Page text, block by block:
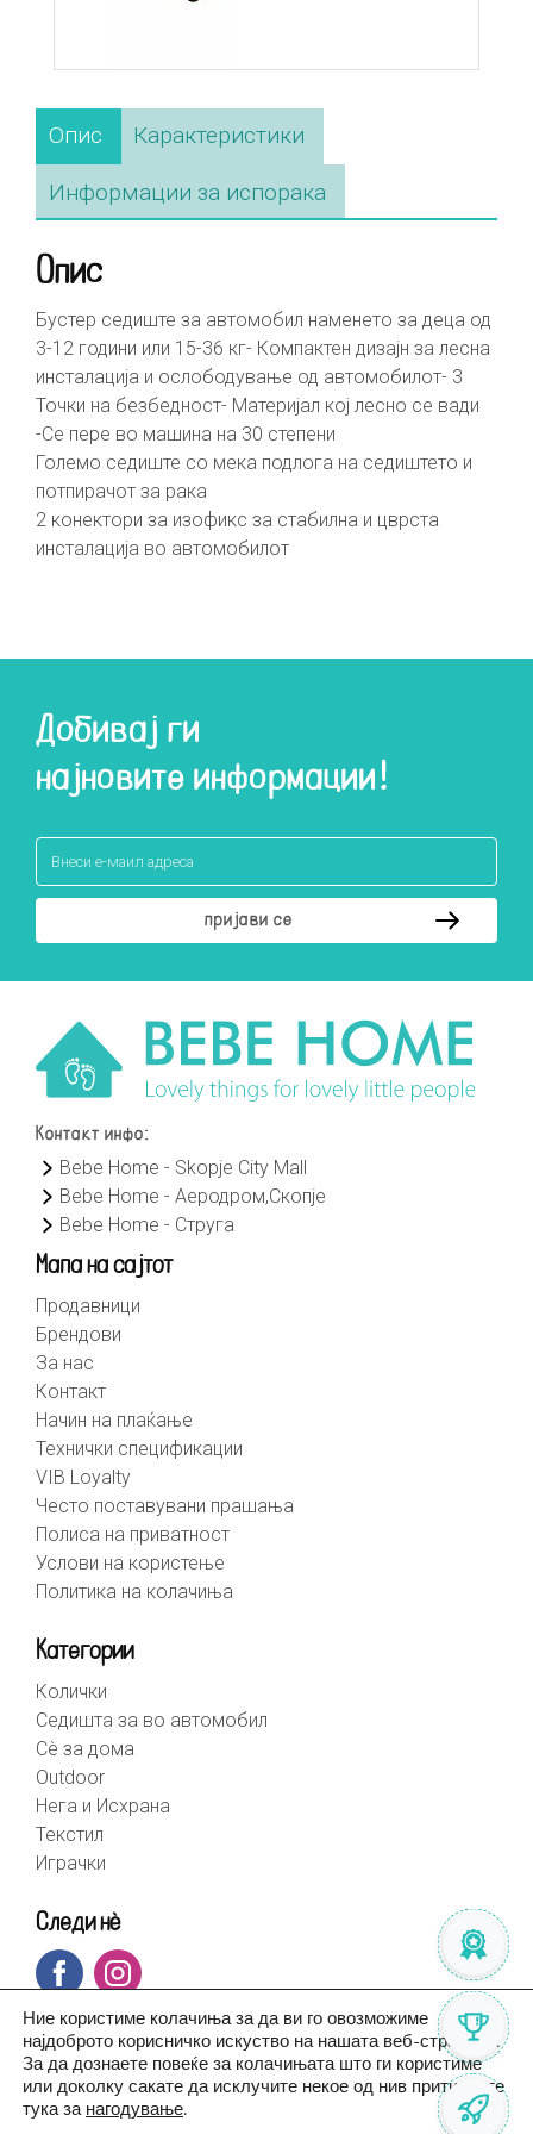
Опис Карактеристики
Информации за испорака
Опис
Бустер седиште за автомобил наменето за деца од
3-12 години или 15-36 кг- Компактен дизајн за лесна
инсталација и ослободување од автомобилот- 3
Точки на безбедност- Материјал кој лесно се вади
-Се пере во машина на 30 степени
Големо седиште со мекa подлога на седиштето и
потпирачот за рака
2 конектори за изофикс за стабилна и цврста
инсталација во автомобилот
Добивај ги
најновите информации!
Контакт инфо:
Bebe Home - Skopje City Mall
Bebe Home - Аеродром,Скопје
Bebe Home - Струга
Мапа на сајтот
Продавници
Брендови
За нас
Контакт
Начин на плаќање
Технички спецификации
VIB Loyalty
Често поставувани прашања
Полиса на приватност
Услови на користење
Политика на колачиња
Категории
Колички
Седишта за во автомобил
Сè за дома
Outdoor
Нега и Исхрана
Текстил
Играчки
Следи нè
Ние користиме колачиња за да ви го овозможиме
најдоброто корисничко искуство на нашата веб-страница.
За да дознаете повеќе за колачињата што ги користиме
или доколку сакате да исклучите некое од нив притиснете
тука за нагодување.